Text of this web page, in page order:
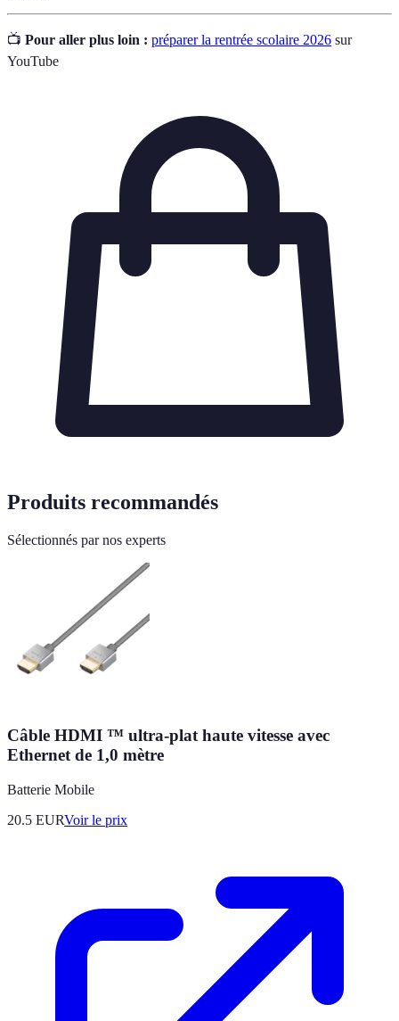
📺 Pour aller plus loin : préparer la rentrée scolaire 2026 sur
YouTube
Produits recommandés
Sélectionnés par nos experts
Câble HDMI ™ ultra-plat haute vitesse avec
Ethernet de 1,0 mètre
Batterie Mobile
20.5 EURVoir le prix